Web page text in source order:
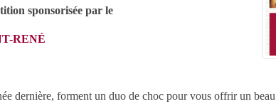
sponsorisée par le
RENÉ
dernière, forment un duo de choc pour vous offrir un